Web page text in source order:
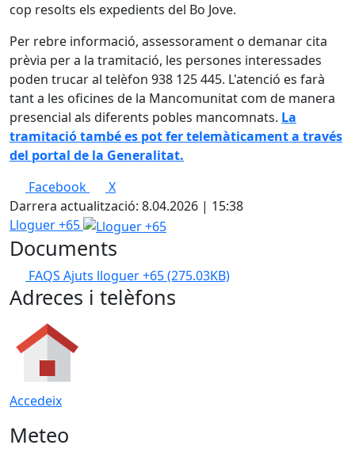
cop resolts els expedients del Bo Jove.
Per rebre informació, assessorament o demanar cita
prèvia per a la tramitació, les persones interessades
poden trucar al telèfon 938 125 445. L'atenció es farà
tant a les oficines de la Mancomunitat com de manera
presencial als diferents pobles mancomnats. La
tramitació també es pot fer telemàticament a través
del portal de la Generalitat.
Facebook
X
Darrera actualització: 8.04.2026 | 15:38
Lloguer +65
Documents
FAQS Ajuts lloguer +65(275.03KB)
Adreces i telèfons
Accedeix
Meteo